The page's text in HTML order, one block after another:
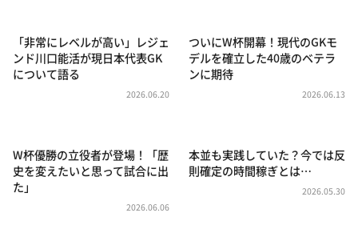
相席食堂
これ余談なんですけど・・・
～人生密着トークバラエティ！～ やすとものいたっ
news おかえり
河合＆A.B.C-Z塚田×福井アナ「なんでやねん！？」
「非常にレベルが高い」レジェ
ンド川口能活が現日本代表GK
について語る
2026.06.20
ついにW杯開幕！現代のGKモ
デルを確立した40歳のベテラ
ンに期待
2026.06.13
W杯優勝の立役者が登場！「歴
史を変えたいと思って試合に出
た」
2026.06.06
本並も実践していた？今では反
則確定の時間稼ぎとは…
2026.05.30